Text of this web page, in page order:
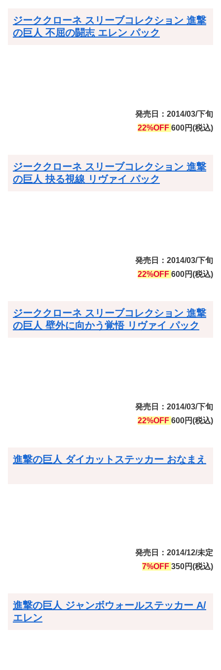
ジーククローネ スリーブコレクション 進撃
の巨人 不屈の闘志 エレン パック
発売日：2014/03/下旬
22%OFF 600円(税込)
ジーククローネ スリーブコレクション 進撃
の巨人 抉る視線 リヴァイ パック
発売日：2014/03/下旬
22%OFF 600円(税込)
ジーククローネ スリーブコレクション 進撃
の巨人 壁外に向かう覚悟 リヴァイ パック
発売日：2014/03/下旬
22%OFF 600円(税込)
進撃の巨人 ダイカットステッカー おなまえ
発売日：2014/12/未定
7%OFF 350円(税込)
進撃の巨人 ジャンボウォールステッカー A/
エレン